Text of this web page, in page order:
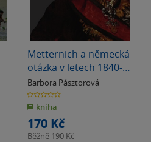
Metternich a německá
otázka v letech 1840-
1848
Barbora Pásztorová
0.0
z
5
hvězdiček
kniha
170 Kč
Běžně 190 Kč